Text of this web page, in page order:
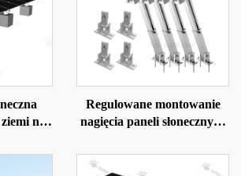
na
Regulowane montowanie
nagięcia paneli słonecznych